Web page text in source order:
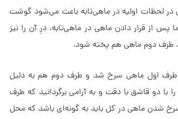
در لحظات اولیه در ماهی‌تابه باعث می‌شود گوشت
از قرار دادن ماهی در ماهی‌تابه، درِ آن را نیز
طرف دوم ماهی هم پخته شود.
که طرف اول ماهی سرخ شد و طرف دوم هم به دلیل
با دو قاشق با دقت و به آرامی برگردانید که طرف
شدن ماهی در کل باید به گونه‌ای باشد که محل